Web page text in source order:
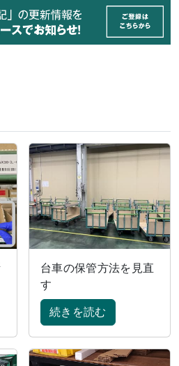
台車の保管方法を見直
す
続きを読む